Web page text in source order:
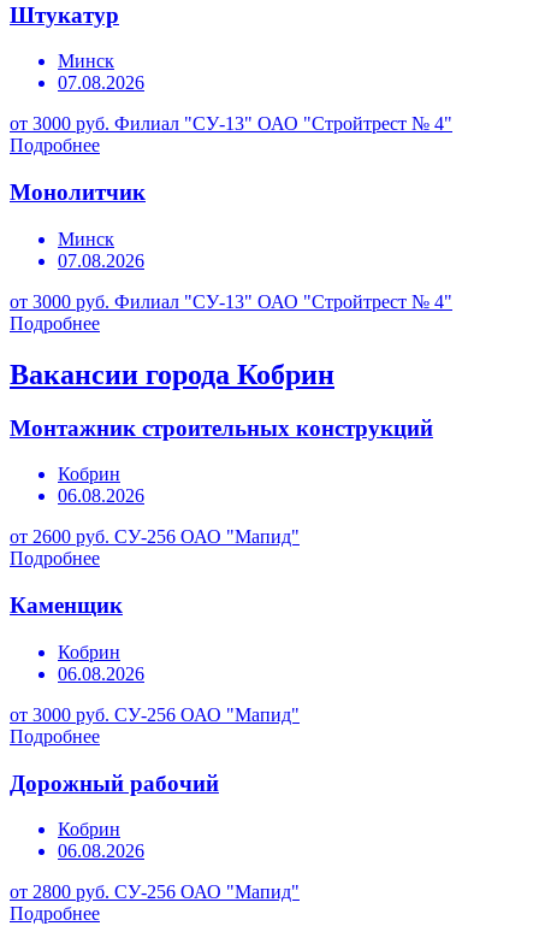
Штукатур
Минск
07.08.2026
от 3000 руб. Филиал "СУ-13" ОАО "Стройтрест № 4"
Подробнее
Монолитчик
Минск
07.08.2026
от 3000 руб. Филиал "СУ-13" ОАО "Стройтрест № 4"
Подробнее
Вакансии города Кобрин
Монтажник строительных конструкций
Кобрин
06.08.2026
от 2600 руб. СУ-256 ОАО "Мапид"
Подробнее
Каменщик
Кобрин
06.08.2026
от 3000 руб. СУ-256 ОАО "Мапид"
Подробнее
Дорожный рабочий
Кобрин
06.08.2026
от 2800 руб. СУ-256 ОАО "Мапид"
Подробнее